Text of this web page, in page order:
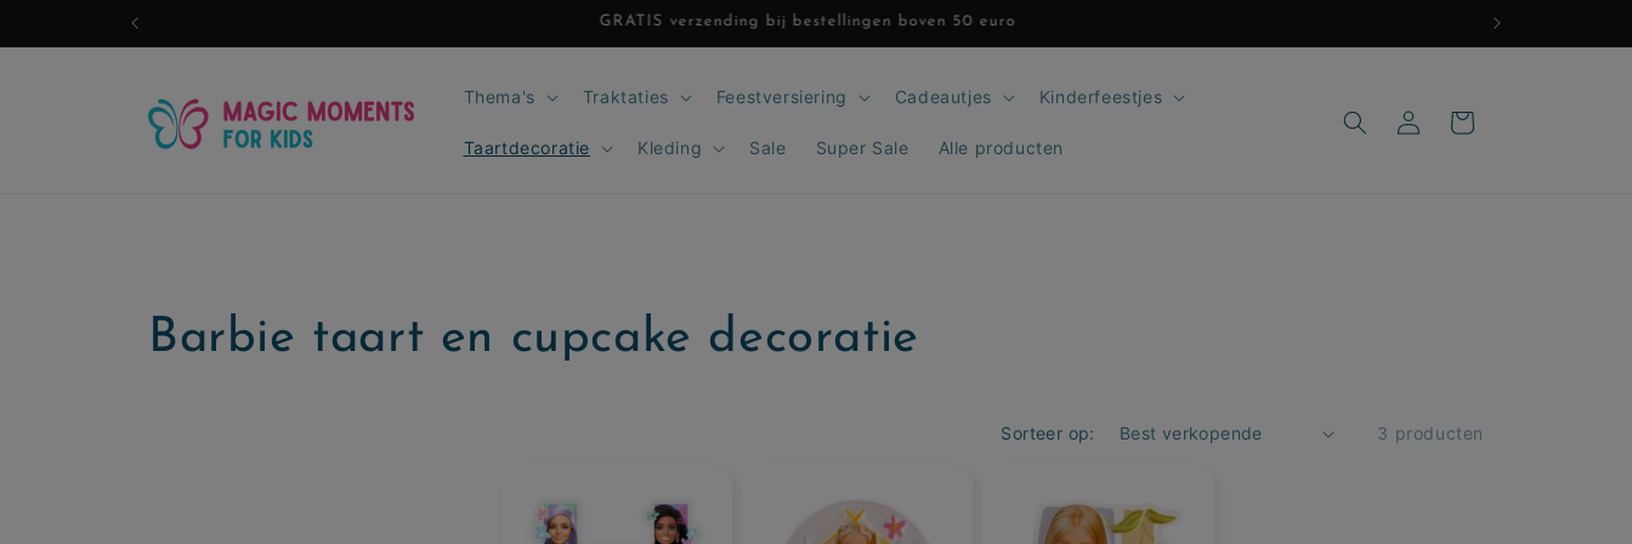
content
GRATIS verzending bij bestellingen boven 50 euro
Thema's Traktaties Feestversiering Cadeautjes Kinderfeestjes
Taartdecoratie Kleding Sale Super Sale Alle producten
Inloggen
Winkelwagen
C
Barbie taart en cupcake decoratie
Sorteer op: 3 producten